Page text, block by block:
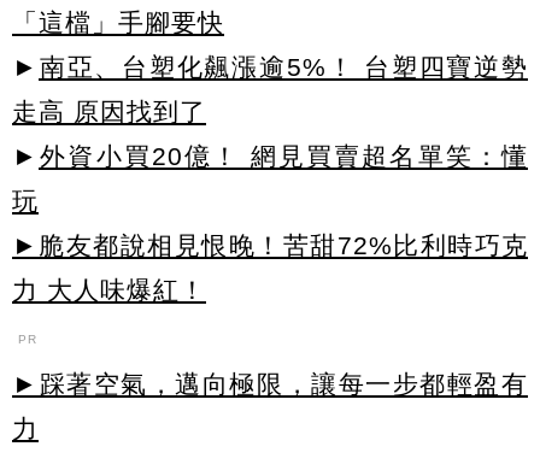
「這檔」手腳要快
► 南亞、台塑化飆漲逾5%！ 台塑四寶逆勢
走高 原因找到了
► 外資小買20億！ 網見買賣超名單笑：懂
玩
►脆友都說相見恨晚！苦甜72%比利時巧克
力 大人味爆紅！
PR
►踩著空氣，邁向極限，讓每一步都輕盈有
力